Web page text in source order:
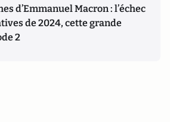
d’Emmanuel Macron : l’échec
de 2024, cette grande
2